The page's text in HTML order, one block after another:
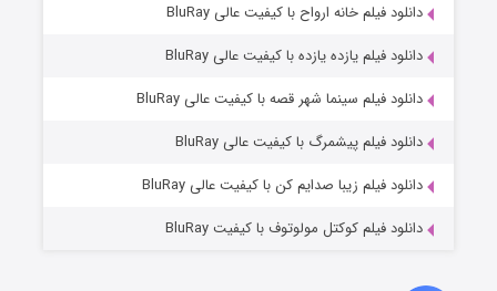
دانلود فیلم خانه ارواح با کیفیت عالی BluRay
دانلود فیلم یازده یازده با کیفیت عالی BluRay
دانلود فیلم سینما شهر قصه با کیفیت عالی BluRay
دانلود فیلم پیشمرگ با کیفیت عالی BluRay
دانلود فیلم زیبا صدایم کن با کیفیت عالی BluRay
دانلود فیلم کوکتل مولوتوف با کیفیت BluRay